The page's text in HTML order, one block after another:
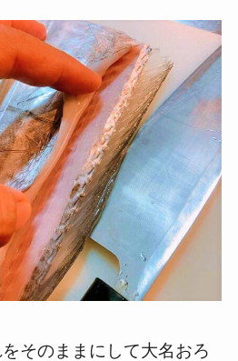
そのままにして大名おろ